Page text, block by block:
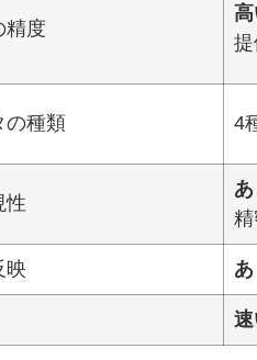
精度
の種類 4
性
あ
映 あ